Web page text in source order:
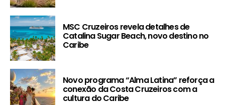
MSC Cruzeiros revela detalhes de
Catalina Sugar Beach, novo destino no
Caribe
Novo programa “Alma Latina” reforça a
conexão da Costa Cruzeiros com a
cultura do Caribe